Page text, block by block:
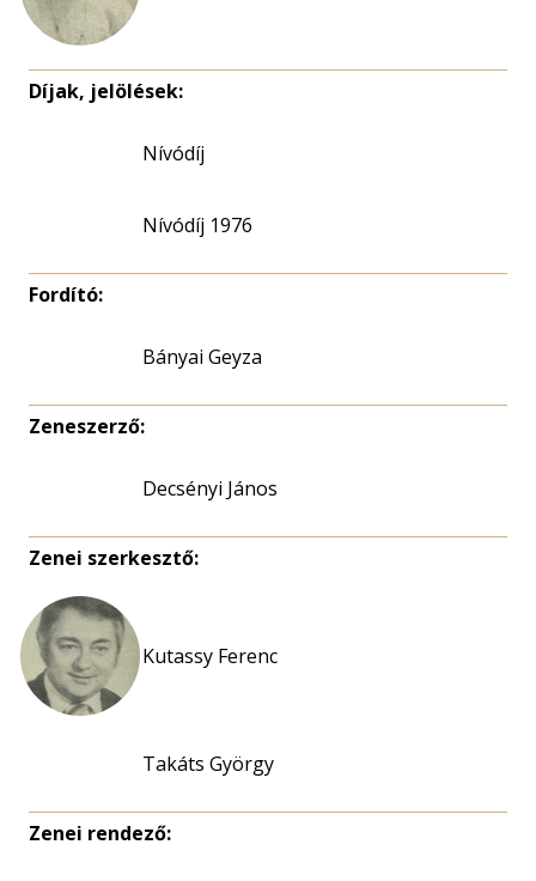
Díjak, jelölések:
Nívódíj
Nívódíj 1976
Fordító:
Bányai Geyza
Zeneszerző:
Decsényi János
Zenei szerkesztő:
Kutassy Ferenc
Takáts György
Zenei rendező: